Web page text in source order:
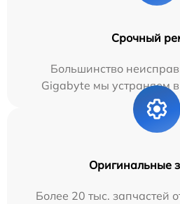
Срочный
Большинство
Gigabyte мы устраняем
Оригинальные
Более 20 тыс. запчастей